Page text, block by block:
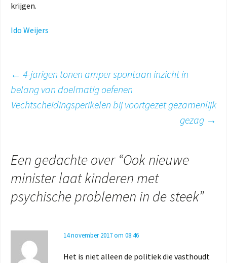
krijgen.
Ido Weijers
Berichtnavigatie
← 4-jarigen tonen amper spontaan inzicht in
belang van doelmatig oefenen
Vechtscheidingsperikelen bij voortgezet gezamenlijk
gezag →
Een gedachte over “Ook nieuwe
minister laat kinderen met
psychische problemen in de steek”
14 november 2017 om 08:46
Het is niet alleen de politiek die vasthoudt